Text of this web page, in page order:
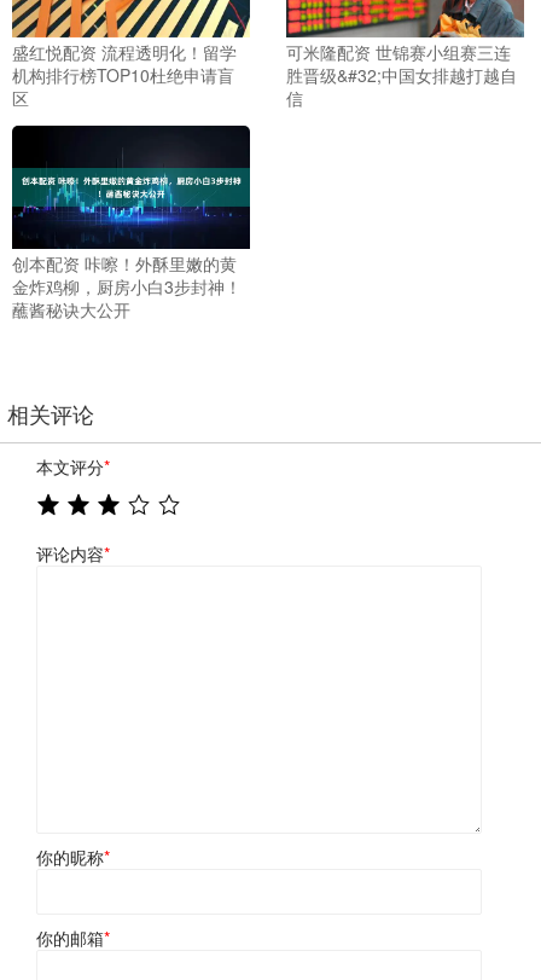
盛红悦配资 流程透明化！留学
机构排行榜TOP10杜绝申请盲
区
可米隆配资 世锦赛小组赛三连
胜晋级&#32;中国女排越打越自
信
创本配资 咔嚓！外酥里嫩的黄
金炸鸡柳，厨房小白3步封神！
蘸酱秘诀大公开
相关评论
本文评分*
评论内容*
你的昵称*
你的邮箱*